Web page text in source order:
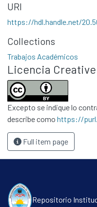
Communities & Collections
All of DSpace
Statistics
Contacto
Políticas
URI
https://hdl.handle.net/
Collections
Trabajos Académicos
Licencia
Excepto se indique lo
describe como https://
Full item page
Repositorio